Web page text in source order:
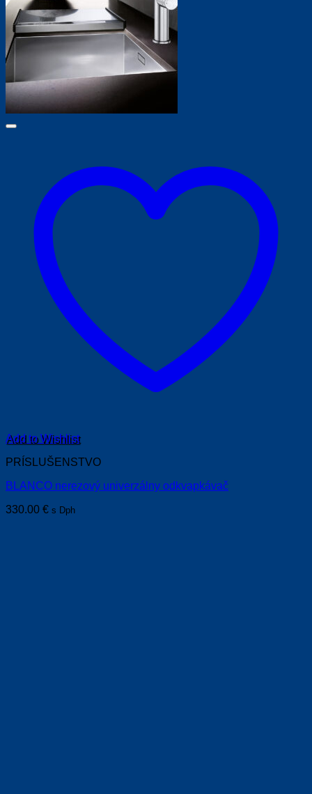
Add to Wishlist
PRÍSLUŠENSTVO
BLANCO nerezový univerzálny odkvapkávač
330.00 € s Dph